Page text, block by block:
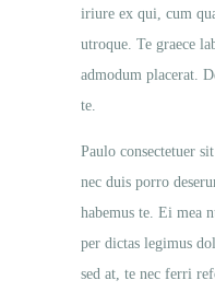
iriure ex qui, cum
utroque. Te graece
admodum placerat.
te.
Paulo consectetuer
nec duis porro
habemus te. Ei mea
per dictas legimus
sed at, te nec ferri